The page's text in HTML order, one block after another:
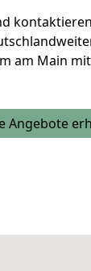
am Main
Angebote